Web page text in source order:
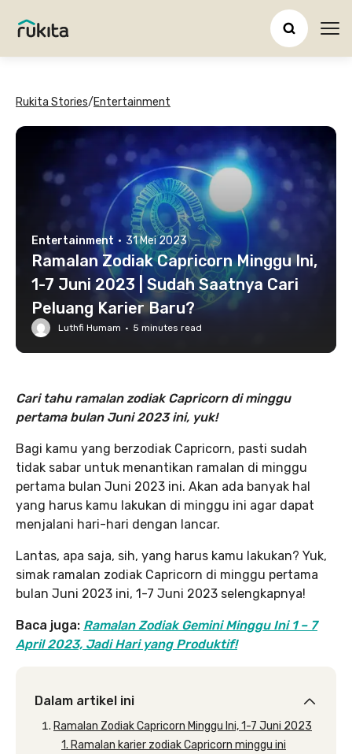
Rukita Stories/Entertainment
Entertainment · 31 Mei 2023
Ramalan Zodiak Capricorn Minggu Ini,
1-7 Juni 2023 | Sudah Saatnya Cari
Peluang Karier Baru?
Luthfi Humam · 5 minutes read
Cari tahu ramalan zodiak Capricorn di minggu
pertama bulan Juni 2023 ini, yuk!
Bagi kamu yang berzodiak Capricorn, pasti sudah
tidak sabar untuk menantikan ramalan di minggu
pertama bulan Juni 2023 ini. Akan ada banyak hal
yang harus kamu lakukan di minggu ini agar dapat
menjalani hari-hari dengan lancar.
Lantas, apa saja, sih, yang harus kamu lakukan? Yuk,
simak ramalan zodiak Capricorn di minggu pertama
bulan Juni 2023 ini, 1-7 Juni 2023 selengkapnya!
Baca juga: Ramalan Zodiak Gemini Minggu Ini 1 – 7
April 2023, Jadi Hari yang Produktif!
Dalam artikel ini
Ramalan Zodiak Capricorn Minggu Ini, 1-7 Juni 2023
1. Ramalan karier zodiak Capricorn minggu ini